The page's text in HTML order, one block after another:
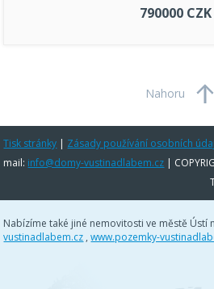
790000 CZK
Nahoru
Tisk stránky | Zásady používání osobních
mail: info@domy-vustinadlabem.cz |
Nabízíme také jiné nemovitosti ve městě Ústí
vustinadlabem.cz ,www.pozemky-